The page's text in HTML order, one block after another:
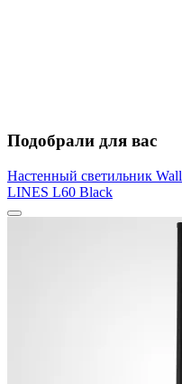
Подобрали для вас
Настенный светильник Wall
LINES L60 Black